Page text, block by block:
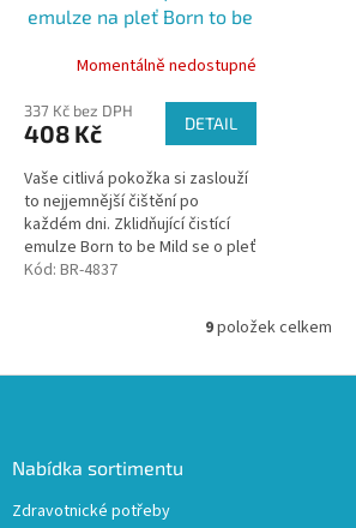
emulze na pleť Born to be
Momentálně nedostupné
337 Kč bez DPH
408 Kč DETAIL
Vaše citlivá pokožka si zaslouží
to nejjemnější čištění po
každém dni. Zklidňující čistící
emulze Born to be Mild se o pleť
dokonale postará. Jemně smyje
Kód: BR-4837
O
l
9položek celkem
Nabídka sortimentu
Zdravotnické potřeby